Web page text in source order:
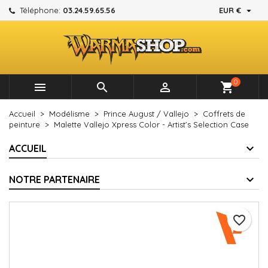
Téléphone: 03.24.59.65.56 EUR € 
   shopping_cart0
Accueil Modélisme Prince August / Vallejo
Coffrets de
peinture
Malette Vallejo Xpress Color - Artist’s Selection Case
ACCUEIL
NOTRE PARTENAIRE
favorite_border
Mes listes d'envies ×
Créer une nouvelle liste
Créer une liste d'envies ×
Nom de la liste d'envies
Annuler Créer une liste d'envies
Connexion ×
Vous devez être connecté pour ajouter des produits à
votre liste d'envies.